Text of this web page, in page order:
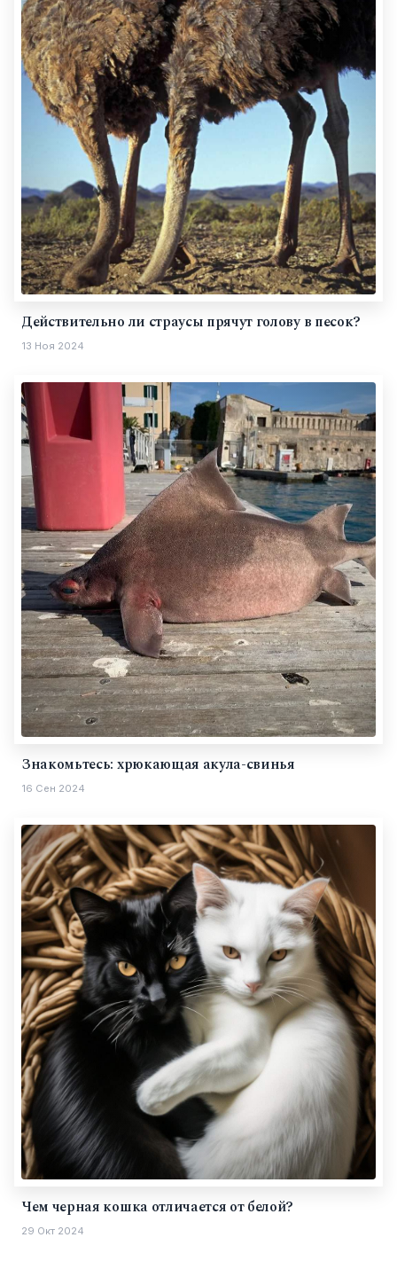
Действительно ли страусы прячут голову в песок?
13 Ноя 2024
Знакомьтесь: хрюкающая акула-свинья
16 Сен 2024
Чем черная кошка отличается от белой?
29 Окт 2024